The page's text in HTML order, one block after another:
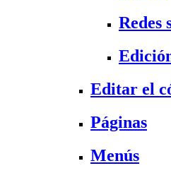
Redes
Editar el
Páginas
Menús